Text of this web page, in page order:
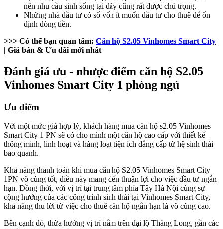
nên nhu cầu sinh sống tại đây cũng rất được chú trọng.
Những nhà đầu tư có số vốn ít muốn đầu tư cho thuê để ổn
định dòng tiền.
>>> Có thể bạn quan tâm: Căn hộ S2.05 Vinhomes Smart City
| Giá bán & Ưu đãi mới nhất
Đánh giá ưu - nhược điểm căn hộ S2.05
Vinhomes Smart City 1 phòng ngủ
Ưu điểm
Với một mức giá hợp lý, khách hàng mua căn hộ s2.05 Vinhomes
Smart City 1 PN sẽ có cho mình một căn hộ cao cấp với thiết kế
thông minh, linh hoạt và hàng loạt tiện ích đẳng cấp từ hệ sinh thái
bao quanh.
Khả năng thanh toán khi mua căn hộ S2.05 Vinhomes Smart City
1PN vô cùng tốt, điều này mang đến thuận lợi cho việc đầu tư ngắn
hạn. Đồng thời, với vị trí tại trung tâm phía Tây Hà Nội cùng sự
cộng hưởng của các công trình sinh thái tại Vinhomes Smart City,
khả năng thu lời từ việc cho thuê căn hộ ngắn hạn là vô cùng cao.
Bên cạnh đó, thừa hưởng vị trí nằm trên đại lộ Thăng Long, gần các